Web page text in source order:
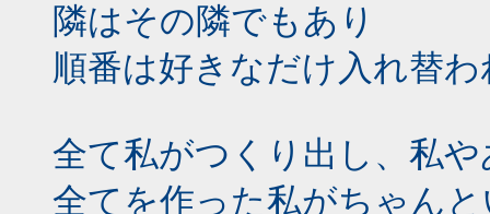
隣はその隣でもあり
順番は好きなだけ入れ替
全て私がつくり出し、私
全てを作った私がちゃん